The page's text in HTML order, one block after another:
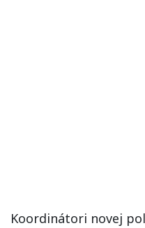
Koordinátori novej